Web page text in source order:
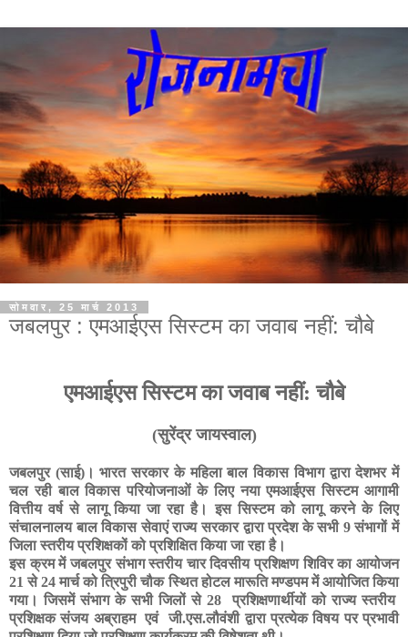
सोमवार, 25 मार्च 2013
जबलपुर : एमआईएस सिस्टम का जवाब नहीं: चौबे
एमआईएस सिस्टम का जवाब नहीं: चौबे
(सुरेंद्र जायस्वाल)
जबलपुर (साई)। भारत सरकार के महिला बाल विकास विभाग द्वारा देशभर में
चल रही बाल विकास परियोजनाओं के लिए नया एमआईएस सिस्टम आगामी
वित्तीय वर्ष से लागू किया जा रहा है। इस सिस्टम को लागू करने के लिए
संचालनालय बाल विकास सेवाएं राज्य सरकार द्वारा प्रदेश के सभी 9संभागों में
जिला स्तरीय प्रशिक्षकों को प्रशिक्षित किया जा रहा है।
इस क्रम में जबलपुर संभाग स्तरीय चार दिवसीय प्रशिक्षण शिविर का आयोजन
21 से24मार्च को त्रिपुरी चौक स्थित होटल मारूति मण्डपम में आयोजित किया
गया। जिसमें संभाग के सभी जिलों से 28 प्रशिक्षणार्थीयों को राज्य स्तरीय
प्रशिक्षक संजय अब्राहम एवं जी.एस.लौवंशी द्वारा प्रत्येक विषय पर प्रभावी